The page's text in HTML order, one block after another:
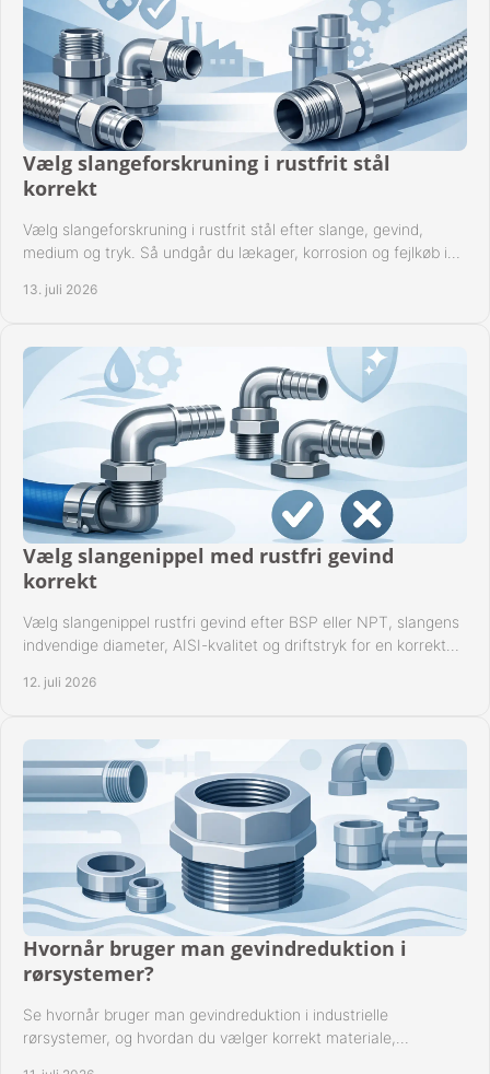
Vælg slangeforskruning i rustfrit stål
korrekt
Vælg slangeforskruning i rustfrit stål efter slange, gevind,
medium og tryk. Så undgår du lækager, korrosion og fejlkøb i
13. juli 2026
Vælg slangenippel med rustfri gevind
korrekt
Vælg slangenippel rustfri gevind efter BSP eller NPT, slangens
indvendige diameter, AISI-kvalitet og driftstryk for en korrekt
12. juli 2026
Hvornår bruger man gevindreduktion i
rørsystemer?
Se hvornår bruger man gevindreduktion i industrielle
rørsystemer, og hvordan du vælger korrekt materiale,